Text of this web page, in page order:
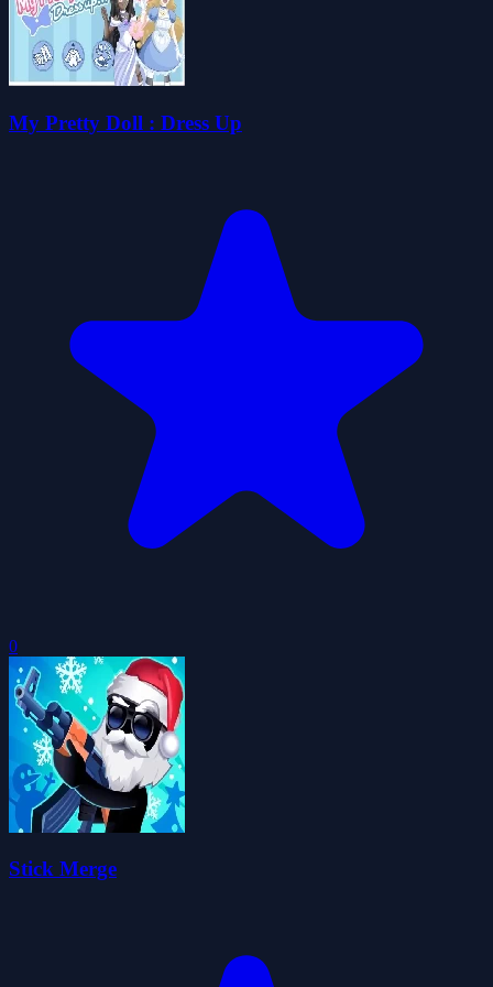
My Pretty Doll : Dress Up
0
Stick Merge